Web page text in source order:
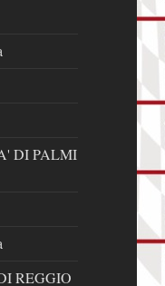
DI PALMI
REGGIO